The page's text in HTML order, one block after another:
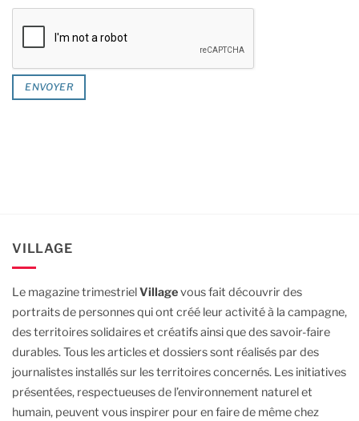
VILLAGE
Le magazine trimestrielVillagevous fait découvrir des
portraits de personnes qui ont créé leur activité à la campagne,
des territoires solidaires et créatifs ainsi que des savoir-faire
durables.Tous les articles et dossiers sont réalisés par des
journalistes installés sur les territoires concernés. Les initiatives
présentées, respectueuses de l’environnement naturel et
humain, peuvent vous inspirer pour en faire de même chez